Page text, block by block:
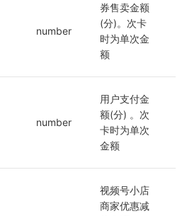
number
券售卖金额
(分)。次卡
时为单次金
额
number
用户支付金
额(分) 。次
卡时为单次
金额
视频号小店
商家优惠减